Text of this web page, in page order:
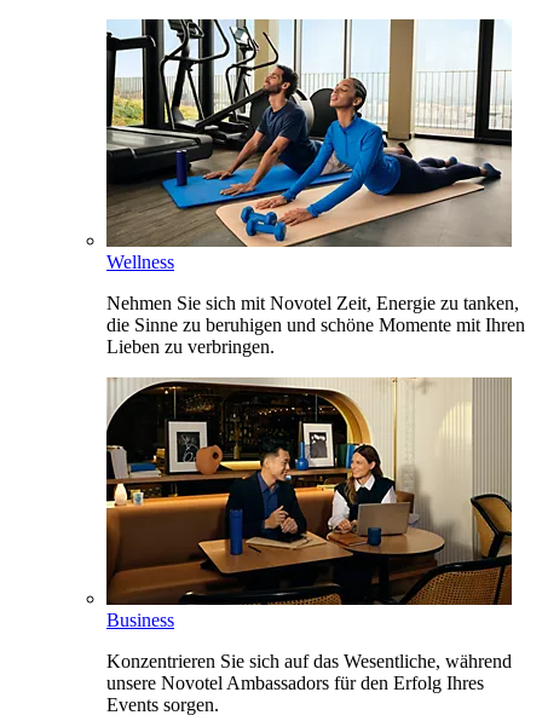
Wellness
Nehmen Sie sich mit Novotel Zeit, Energie zu tanken,
die Sinne zu beruhigen und schöne Momente mit Ihren
Lieben zu verbringen.
Business
Konzentrieren Sie sich auf das Wesentliche, während
unsere Novotel Ambassadors für den Erfolg Ihres
Events sorgen.